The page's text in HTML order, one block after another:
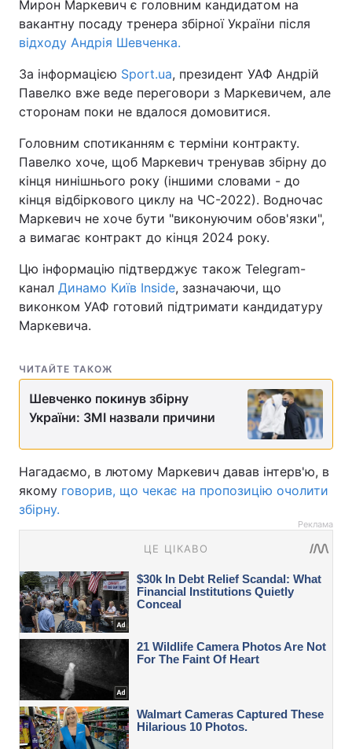
Мирон Маркевич є головним кандидатом на
вакантну посаду тренера збірної України після
відходу Андрія Шевченка.
За інформацією Sport.ua, президент УАФ Андрій
Павелко вже веде переговори з Маркевичем, але
сторонам поки не вдалося домовитися.
Головним спотиканням є терміни контракту.
Павелко хоче, щоб Маркевич тренував збірну до
кінця нинішнього року (іншими словами - до
кінця відбіркового циклу на ЧС-2022). Водночас
Маркевич не хоче бути "виконуючим обов'язки",
а вимагає контракт до кінця 2024 року.
Цю інформацію підтверджує також Telegram-
канал Динамо Київ Inside, зазначаючи, що
виконком УАФ готовий підтримати кандидатуру
Маркевича.
ЧИТАЙТЕ ТАКОЖ
Шевченко покинув збірну
України: ЗМІ назвали причини
Нагадаємо, в лютому Маркевич давав інтерв'ю, в
якому говорив, що чекає на пропозицію очолити
збірну.
Реклама